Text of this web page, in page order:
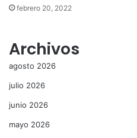
febrero 20, 2022
Archivos
agosto 2026
julio 2026
junio 2026
mayo 2026